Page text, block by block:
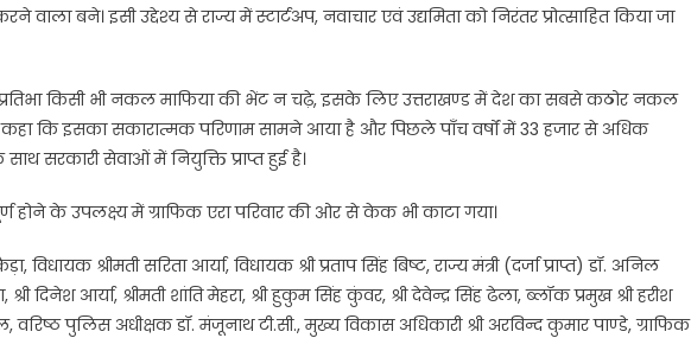
बने। इसी उद्देश्य से राज्य में स्टार्टअप, नवाचार एवं उद्यमिता को निरंतर प्रोत्साहित किया जा
किसी भी नकल माफिया की भेंट न चढ़े, इसके लिए उत्तराखण्ड में देश का सबसे कठोर नकल
कहा कि इसका सकारात्मक परिणाम सामने आया है और पिछले पाँच वर्षों में 33 हजार से अधिक
साथ सरकारी सेवाओं में नियुक्ति प्राप्त हुई है।
होने के उपलक्ष्य में ग्राफिक एरा परिवार की ओर से केक भी काटा गया।
विधायक श्रीमती सरिता आर्या, विधायक श्री प्रताप सिंह बिष्ट, राज्य मंत्री (दर्जा प्राप्त) डॉ. अनिल
दिनेश आर्या, श्रीमती शांति मेहरा, श्री हुकुम सिंह कुंवर, श्री देवेन्द्र सिंह ढेला, ब्लॉक प्रमुख श्री हरीश
वरिष्ठ पुलिस अधीक्षक डॉ. मंजूनाथ टी.सी., मुख्य विकास अधिकारी श्री अरविन्द कुमार पाण्डे, ग्राफिक